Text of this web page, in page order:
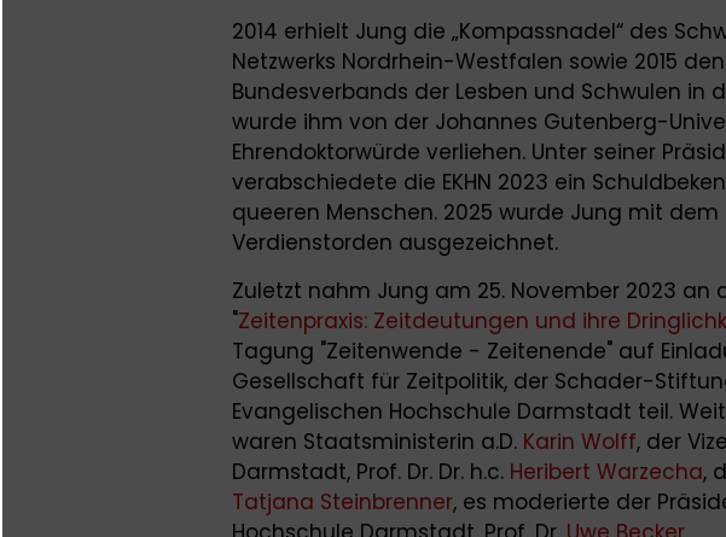
2014 erhielt Jung die „Kompassnadel“ des
Netzwerks Nordrhein-Westfalen sowie 2015
Bundesverbands der Lesben und Schwulen in
wurde ihm von der Johannes Gutenberg-
Ehrendoktorwürde verliehen. Unter seiner
verabschiedete die EKHN 2023 ein
queeren Menschen. 2025 wurde Jung mit dem
Verdienstorden ausgezeichnet.
Zuletzt nahm Jung am 25. November 2023 an
"Zeitenpraxis: Zeitdeutungen und ihre
Tagung "Zeitenwende - Zeitenende" auf
Gesellschaft für Zeitpolitik, der Schader-
Evangelischen Hochschule Darmstadt teil.
waren Staatsministerin a.D. Karin Wolff, der
Darmstadt, Prof. Dr. Dr. h.c. Heribert Warzecha,
Tatjana Steinbrenner, es moderierte der